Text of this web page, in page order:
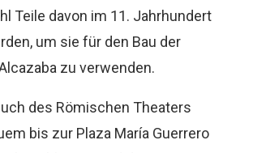
Teile davon im 11. Jahrhundert
um sie für den Bau der
zu verwenden.
des Römischen Theaters
bis zur Plaza María Guerrero